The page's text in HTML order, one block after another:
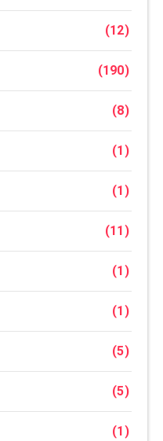
(12)
(190)
(8)
(1)
(1)
(11)
(1)
(1)
(5)
(5)
(1)